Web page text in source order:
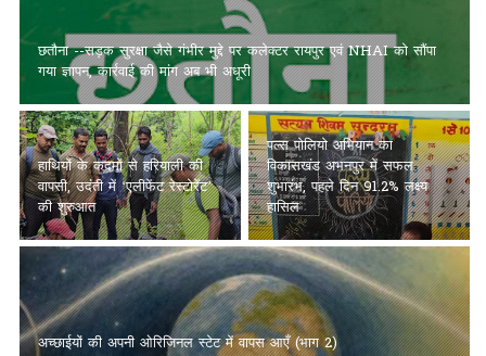
छतौना --सड़क सुरक्षा जैसे गंभीर मुद्दे पर कलेक्टर रायपुर एवं NHAI को सौंपा
गया ज्ञापन, कार्रवाई की मांग अब भी अधूरी
हाथियों के कदमों से हरियाली की
वापसी, उदंती में ‘एलीफेंट रेस्टोरेंट’
की शुरुआत
पल्स पोलियो अभियान का
विकासखंड अभनपुर में सफल
शुभारंभ, पहले दिन 91.2% लक्ष्य
हासिल
अच्छाईयों की अपनी ओरिजिनल स्टेट में वापस आएँ (भाग 2)